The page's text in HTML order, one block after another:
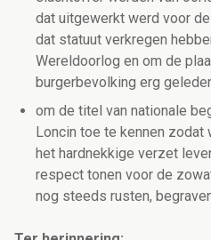
dat uitgewerkt werd voor
dat statuut verkregen
Wereldoorlog en om de
burgerbevolking erg
om de titel van nationale
Loncin toe te kennen zodat
het hardnekkige verzet
respect tonen voor de
nog steeds rusten,